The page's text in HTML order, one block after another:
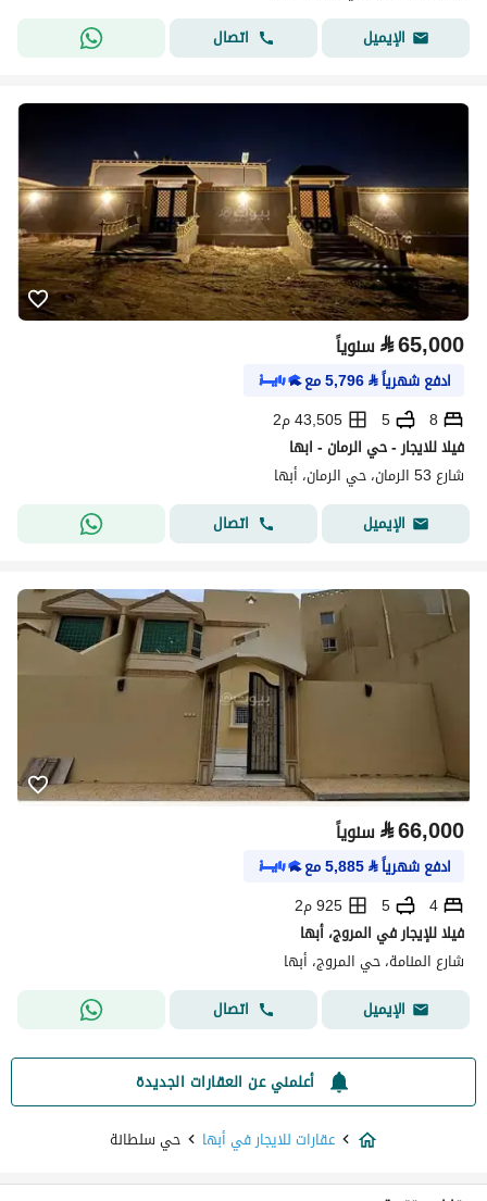
الإيميل
اتصال
⃁65,000 سنوياً
ادفع شهرياً⃁
5,796مع
8
5
43,505 م2
فيلا للايجار - حي الرمان - ابها
شارع 53 الرمان، حي الرمان، أبها
الإيميل
اتصال
⃁66,000 سنوياً
ادفع شهرياً⃁
5,885مع
4
5
925 م2
فيلا للإيجار في المروج، أبها
شارع المنامة، حي المروج، أبها
الإيميل
اتصال
أعلمني عن العقارات الجديدة
عقارات للايجار في أبها
حي سلطانة